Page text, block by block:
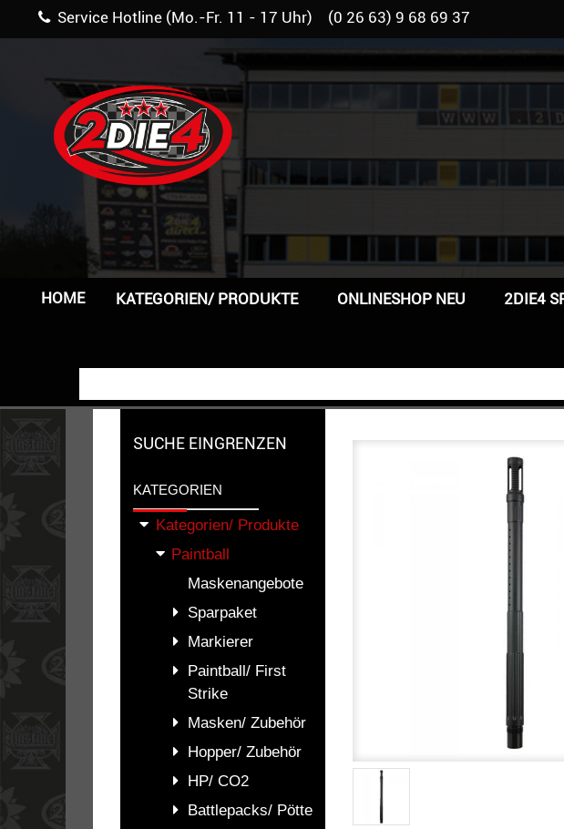
Service Hotline (Mo.-Fr. 11 - 17 Uhr) (0 26 63) 9 68 69 37
HOME KATEGORIEN/ PRODUKTE ONLINESHOP NEU 2DIE4
SUCHE EINGRENZEN
KATEGORIEN
Kategorien/ Produkte
Paintball
Maskenangebote
Sparpaket
Markierer
Paintball/ First
Strike
Masken/ Zubehör
Hopper/ Zubehör
HP/ CO2
Battlepacks/ Pötte